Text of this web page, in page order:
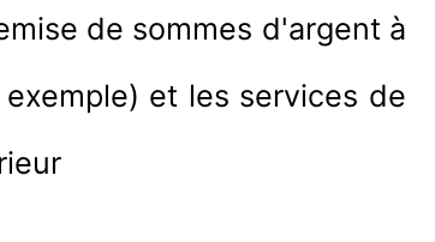
de sommes d'argent à
et les services de